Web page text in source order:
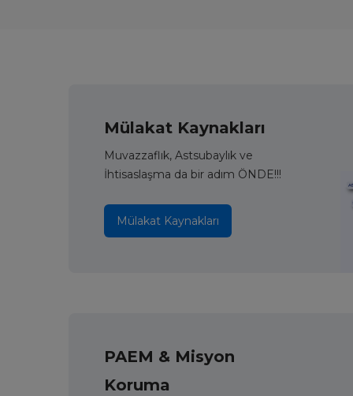
Mülakat Kaynakları
Muvazzaflık, Astsubaylık ve
İhtisaslaşma da bir adım ÖNDE!!!
Mülakat Kaynakları
PAEM & Misyon
Koruma